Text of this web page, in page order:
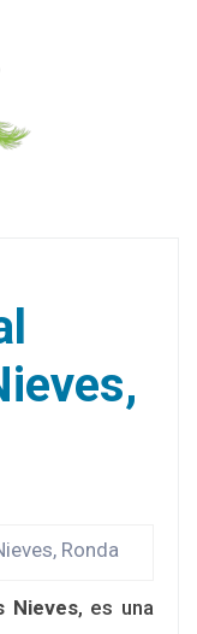
Ronda
Nieves, es una